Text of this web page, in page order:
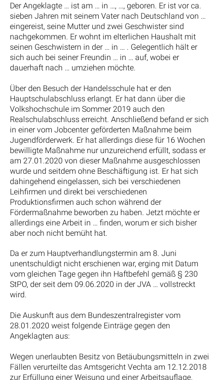
Der Angeklagte … ist am … in …, …, geboren. Er ist vor ca.
sieben Jahren mit seinem Vater nach Deutschland von …
eingereist, seine Mutter und zwei Geschwister sind
nachgekommen. Er wohnt im elterlichen Haushalt mit
seinen Geschwistern in der … in … . Gelegentlich hält er
sich auch bei seiner Freundin … in … auf, wobei er
dauerhaft nach … umziehen möchte.
Über den Besuch der Handelsschule hat er den
Hauptschulabschluss erlangt. Er hat dann über die
Volkshochschule im Sommer 2019 auch den
Realschulabschluss erreicht. Anschließend befand er sich
in einer vom Jobcenter geförderten Maßnahme beim
Jugendförderwerk. Er hat allerdings diese für 16 Wochen
bewilligte Maßnahme nur unzureichend erfüllt, sodass er
am 27.01.2020 von dieser Maßnahme ausgeschlossen
wurde und seitdem ohne Beschäftigung ist. Er hat sich
dahingehend eingelassen, sich bei verschiedenen
Leihfirmen und direkt bei verschiedenen
Produktionsfirmen auch schon während der
Fördermaßnahme beworben zu haben. Jetzt möchte er
allerdings eine Arbeit in … finden, worum er sich bisher
aber noch nicht bemüht hat.
Da er zum Hauptverhandlungstermin am 8. Juni
unentschuldigt nicht erschienen war, erging mit Datum
vom gleichen Tage gegen ihn Haftbefehl gemäß § 230
StPO, der seit dem 09.06.2020 in der JVA … vollstreckt
wird.
Die Auskunft aus dem Bundeszentralregister vom
28.01.2020 weist folgende Einträge gegen den
Angeklagten aus:
Wegen unerlaubten Besitz von Betäubungsmitteln in zwei
Fällen verurteilte das Amtsgericht Vechta am 12.12.2018
zur Erfüllung einer Weisung und einer Arbeitsauflage.